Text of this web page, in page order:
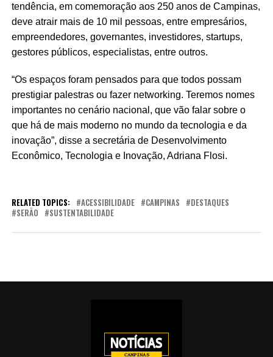
tendência, em comemoração aos 250 anos de Campinas,
deve atrair mais de 10 mil pessoas, entre empresários,
empreendedores, governantes, investidores, startups,
gestores públicos, especialistas, entre outros.
“Os espaços foram pensados para que todos possam
prestigiar palestras ou fazer networking. Teremos nomes
importantes no cenário nacional, que vão falar sobre o
que há de mais moderno no mundo da tecnologia e da
inovação”, disse a secretária de Desenvolvimento
Econômico, Tecnologia e Inovação, Adriana Flosi.
RELATED TOPICS: ACESSIBILIDADE CAMPINAS
DESTAQUES
SERÃO
SUSTENTABILIDADE